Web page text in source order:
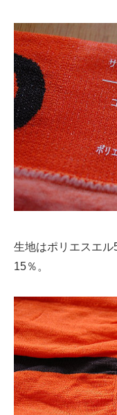
生地はポリエスエ
15％。